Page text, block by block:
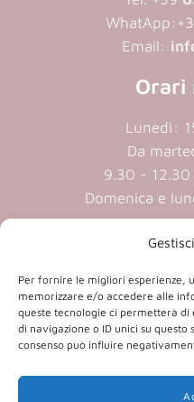
Per fornire le migliori esperienze,
memorizzare e/o accedere alle
queste tecnologie ci permetterà
di navigazione o ID unici su
consenso può influire
WhatApp:
Email:
Orari
Lunedì:
Da
9.30 -
Domenica e
Cookie policy
P.iva
01409890207 |